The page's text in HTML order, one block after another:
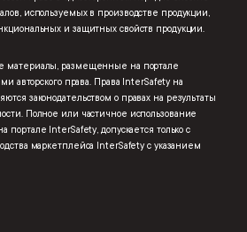
используемых в производстве продукции,
и защитных свойств продукции.
материалы, размещенные на портале
авторского права. Права InterSafety на
законодательством о правах на результаты
Полное или частичное использование
InterSafety, допускается только с
маркетплейса InterSafety с указанием